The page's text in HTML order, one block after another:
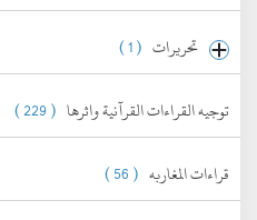
تحريرات ( 1 )
توجيه القراءات القرآنية واثرها ( 229 )
قراءات المغاربه ( 56 )